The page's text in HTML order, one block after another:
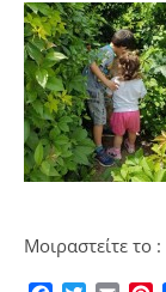
Μοιραστείτε το :